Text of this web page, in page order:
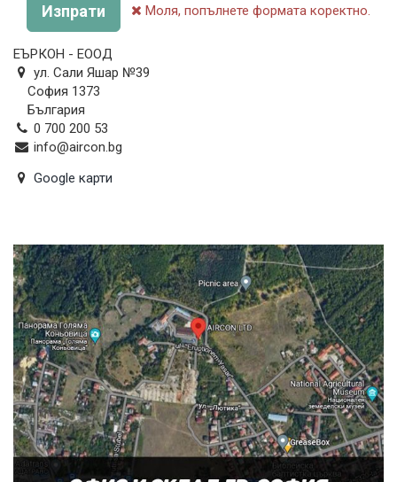
Изпрати Моля, попълнете формата коректно.
ЕЪРКОН - ЕООД
ул. Сали Яшар №39
София 1373
България
0 700 200 53
info@aircon.bg
Google карти